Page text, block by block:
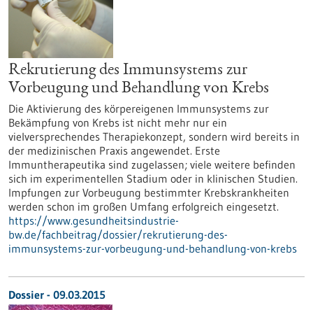
Rekrutierung des Immunsystems zur
Vorbeugung und Behandlung von Krebs
Die Aktivierung des körpereigenen Immunsystems zur
Bekämpfung von Krebs ist nicht mehr nur ein
vielversprechendes Therapiekonzept, sondern wird bereits in
der medizinischen Praxis angewendet. Erste
Immuntherapeutika sind zugelassen; viele weitere befinden
sich im experimentellen Stadium oder in klinischen Studien.
Impfungen zur Vorbeugung bestimmter Krebskrankheiten
werden schon im großen Umfang erfolgreich eingesetzt.
https://www.gesundheitsindustrie-
bw.de/fachbeitrag/dossier/rekrutierung-des-
immunsystems-zur-vorbeugung-und-behandlung-von-krebs
Dossier - 09.03.2015